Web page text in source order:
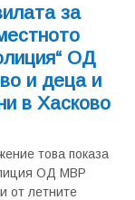
за
ОД
и деца и
в Хасково
това показа
ОД МВР
от летните